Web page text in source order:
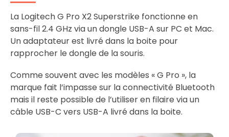
La Logitech G Pro X2 Superstrike fonctionne en
sans-fil 2.4 GHz via un dongle USB-A sur PC et Mac.
Un adaptateur est livré dans la boite pour
rapprocher le dongle de la souris.
Comme souvent avec les modèles « G Pro », la
marque fait l’impasse sur la connectivité Bluetooth
mais il reste possible de l’utiliser en filaire via un
câble USB-C vers USB-A livré dans la boite.